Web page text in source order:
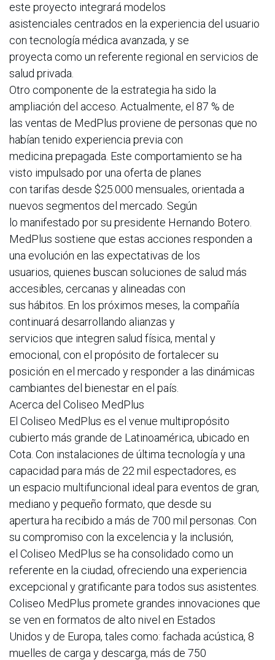
este proyecto integrará modelos
asistenciales centrados en la experiencia del usuario
con tecnología médica avanzada, y se
proyecta como un referente regional en servicios de
salud privada.
Otro componente de la estrategia ha sido la
ampliación del acceso. Actualmente, el 87 % de
las ventas de MedPlus proviene de personas que no
habían tenido experiencia previa con
medicina prepagada. Este comportamiento se ha
visto impulsado por una oferta de planes
con tarifas desde $25.000 mensuales, orientada a
nuevos segmentos del mercado. Según
lo manifestado por su presidente Hernando Botero.
MedPlus sostiene que estas acciones responden a
una evolución en las expectativas de los
usuarios, quienes buscan soluciones de salud más
accesibles, cercanas y alineadas con
sus hábitos. En los próximos meses, la compañía
continuará desarrollando alianzas y
servicios que integren salud física, mental y
emocional, con el propósito de fortalecer su
posición en el mercado y responder a las dinámicas
cambiantes del bienestar en el país.
Acerca del Coliseo MedPlus
El Coliseo MedPlus es el venue multipropósito
cubierto más grande de Latinoamérica, ubicado en
Cota. Con instalaciones de última tecnología y una
capacidad para más de 22 mil espectadores, es
un espacio multifuncional ideal para eventos de gran,
mediano y pequeño formato, que desde su
apertura ha recibido a más de 700 mil personas. Con
su compromiso con la excelencia y la inclusión,
el Coliseo MedPlus se ha consolidado como un
referente en la ciudad, ofreciendo una experiencia
excepcional y gratificante para todos sus asistentes.
Coliseo MedPlus promete grandes innovaciones que
se ven en formatos de alto nivel en Estados
Unidos y de Europa, tales como: fachada acústica, 8
muelles de carga y descarga, más de 750